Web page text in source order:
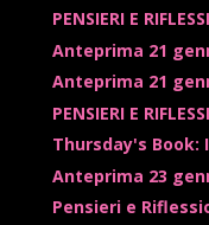
PENSIERI E
Anteprima 21
Anteprima 21
PENSIERI E
Thursday's Book:
Anteprima 23
Pensieri e